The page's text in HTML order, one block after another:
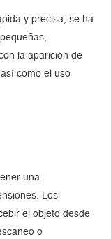
y precisa, se ha
la aparición de
como el uso
una
Los
el objeto desde
o